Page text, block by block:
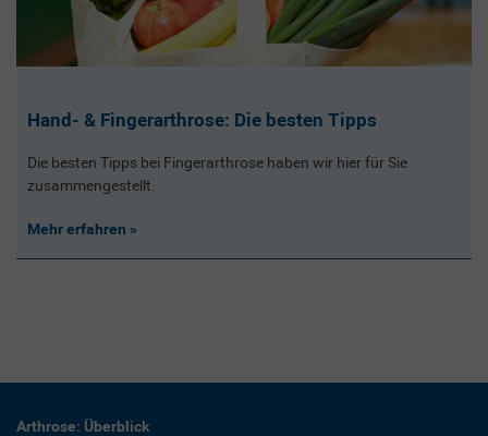
Hand- & Fingerarthrose: Die besten Tipps
Die besten Tipps bei Fingerarthrose haben wir hier für Sie
zusammengestellt.
Mehr erfahren
Arthrose: Überblick